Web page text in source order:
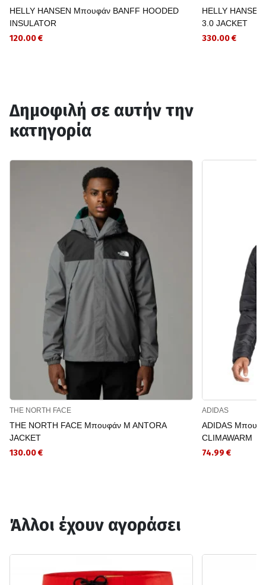
HELLY HANSEN Μπουφάν BANFF HOODED
INSULATOR
120.00 €
HELLY
3.0 JACKET
330.00 €
Δημοφιλή σε αυτήν την
κατηγορία
THE NORTH FACE
THE NORTH FACE Μπουφάν M ANTORA
JACKET
130.00 €
ADIDAS
ADIDAS
CLIMAWARM
74.99 €
Άλλοι έχουν αγοράσει